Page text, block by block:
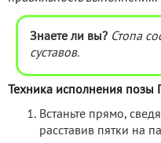
Знаете ли вы? Стопа
суставов.
Техника исполнения
Встаньте прямо,
расставив пятки на